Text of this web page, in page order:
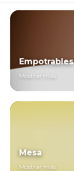
Empotrables
Mostrar más
Mesa
Mostrar más